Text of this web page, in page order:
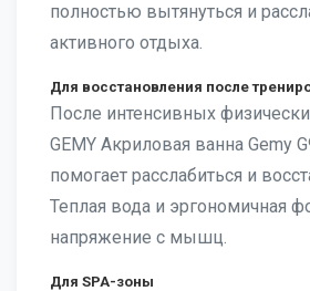
полностью вытянуться и
активного отдыха.
Для восстановления после
После интенсивных
GEMY Акриловая ванна Gemy
помогает расслабиться и
Теплая вода и эргономичная
напряжение с мышц.
Для SPA-зоны